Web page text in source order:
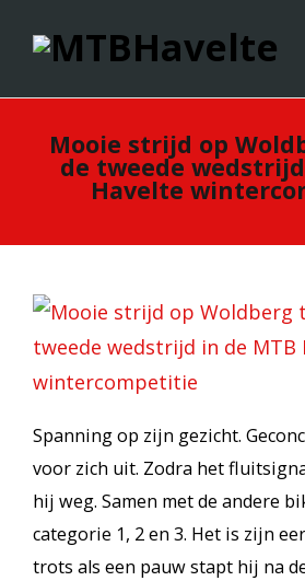
Mooie strijd op
de tweede
Havelte
Spanning op zijn gezicht.
voor zich uit. Zodra het
hij weg. Samen met de andere
categorie 1, 2 en 3. Het is zijn
trots als een pauw stapt hij na